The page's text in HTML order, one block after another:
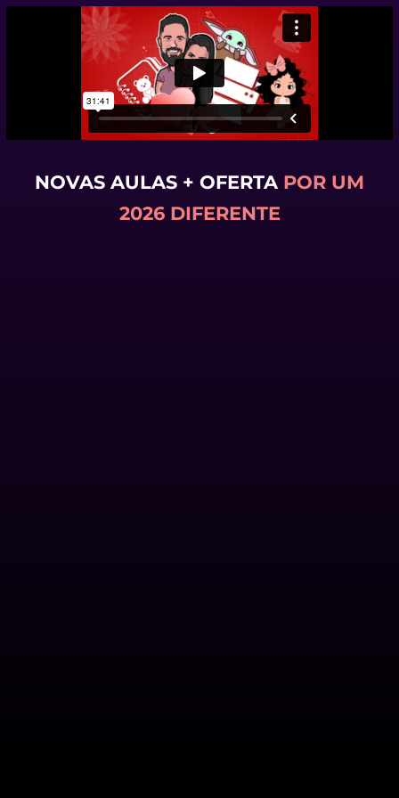
NOVAS AULAS + OFERTA POR UM
2026 DIFERENTE